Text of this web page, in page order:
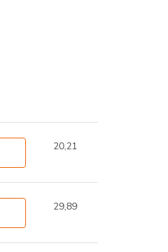
20,21
29,89